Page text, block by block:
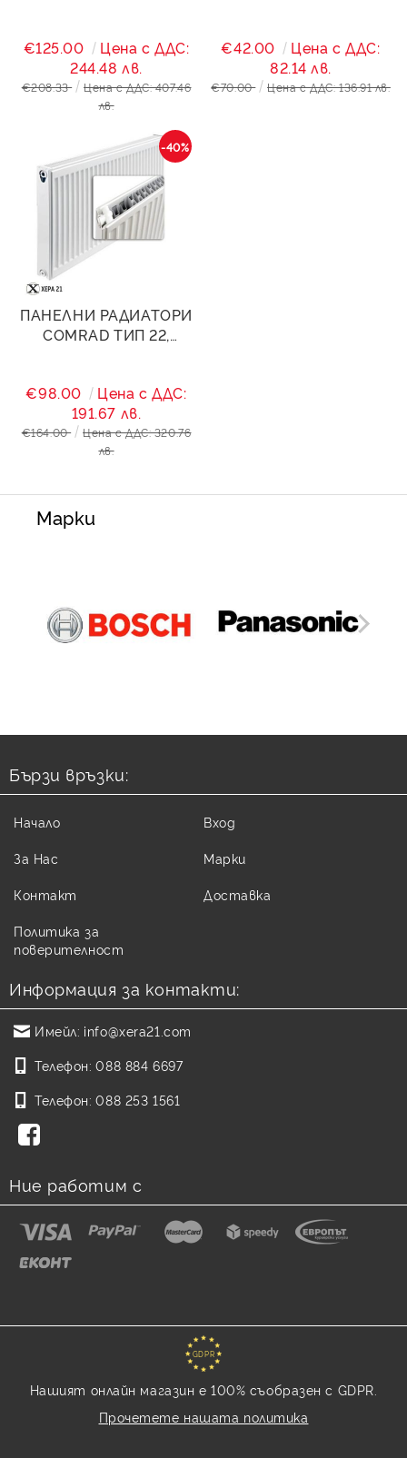
€125.00
Цена с ДДС:
244.48 лв.
€208.33
Цена с ДДС: 407.46
лв.
€42.00
Цена с ДДС:
82.14 лв.
€70.00 Цена с ДДС: 136.91 лв.
ПАНЕЛНИ РАДИАТОРИ
COMRAD ТИП 22,
-40%
€98.00
Цена с ДДС:
191.67 лв.
€164.00
Цена с ДДС: 320.76
лв.
Марки
Бързи връзки:
Начало
За Нас
Контакт
Политика за
поверителност
Вход
Марки
Доставка
Информация за контакти:
Имейл: info@xera21.com
Телефон: 088 884 6697
Телефон: 088 253 1561
Ние работим с
GDPR
Нашият онлайн магазин е 100% съобразен с GDPR.
Прочетете нашата политика